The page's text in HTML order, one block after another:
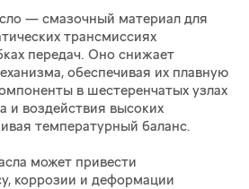
— смазочный материал для
трансмиссиях
передач. Оно снижает
обеспечивая их плавную
в шестеренчатых узлах
и воздействия высоких
температурный баланс.
может привести
коррозии и деформации